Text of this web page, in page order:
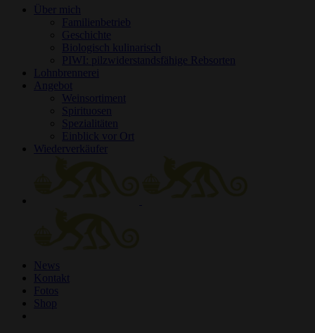
Über mich
Familienbetrieb
Geschichte
Biologisch kulinarisch
PIWI: pilzwiderstandsfähige Rebsorten
Lohnbrennerei
Angebot
Weinsortiment
Spirituosen
Spezialitäten
Einblick vor Ort
Wiederverkäufer
News
Kontakt
Fotos
Shop